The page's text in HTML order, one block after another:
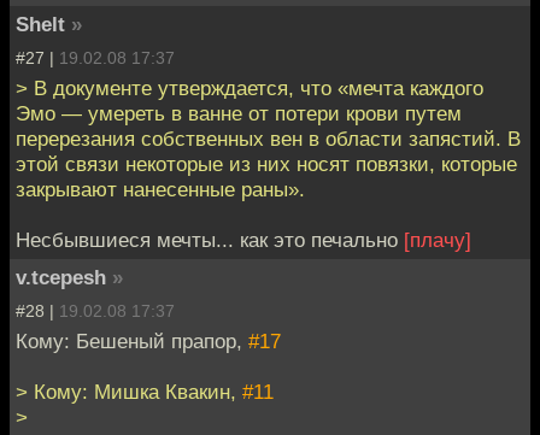
Shelt »
#27 | 19.02.08 17:37
> В документе утверждается, что «мечта каждого
Эмо — умереть в ванне от потери крови путем
перерезания собственных вен в области запястий. В
этой связи некоторые из них носят повязки, которые
закрывают нанесенные раны».
Несбывшиеся мечты... как это печально [плачу]
v.tcepesh »
#28 | 19.02.08 17:37
Кому: Бешеный прапор, #17
> Кому: Мишка Квакин, #11
>